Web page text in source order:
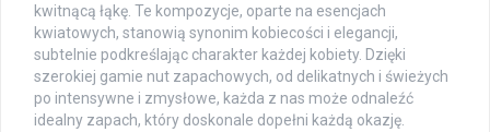
kwitnącą łąkę. Te kompozycje, oparte na esencjach
kwiatowych, stanowią synonim kobiecości i elegancji,
subtelnie podkreślając charakter każdej kobiety. Dzięki
szerokiej gamie nut zapachowych, od delikatnych i świeżych
po intensywne i zmysłowe, każda z nas może odnaleźć
idealny zapach, który doskonale dopełni każdą okazję.